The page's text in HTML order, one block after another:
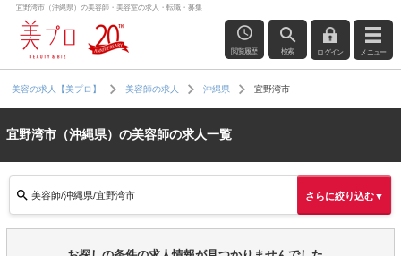
宜野湾市（沖縄県）の美容師・美容室の求人・転職・募集
閲覧履歴 検索 ログイン メニュー
美容の求人【美プロ】 美容師の求人 沖縄県 宜野湾市
宜野湾市（沖縄県）の美容師の求人一覧
美容師/沖縄県/宜野湾市 さらに絞り込む▼